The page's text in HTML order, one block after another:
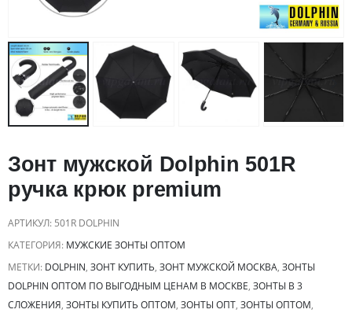
Зонт мужской Dolphin 501R
ручка крюк premium
АРТИКУЛ: 501R DOLPHIN
КАТЕГОРИЯ: МУЖСКИЕ ЗОНТЫ ОПТОМ
МЕТКИ: DOLPHIN, ЗОНТ КУПИТЬ, ЗОНТ МУЖСКОЙ МОСКВА, ЗОНТЫ
DOLPHIN ОПТОМ ПО ВЫГОДНЫМ ЦЕНАМ В МОСКВЕ, ЗОНТЫ В 3
СЛОЖЕНИЯ, ЗОНТЫ КУПИТЬ ОПТОМ, ЗОНТЫ ОПТ, ЗОНТЫ ОПТОМ,